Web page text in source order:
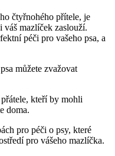
čtyřnohého přítele, je
mazlíček zaslouží.
péči pro vašeho psa, a
můžete zvažovat
kteří by mohli
doma.
pro péči o psy, které
pro vášeho mazlíčka.